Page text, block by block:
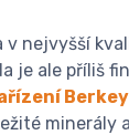
nejvyšší
je ale příliš
Berkey
minerály